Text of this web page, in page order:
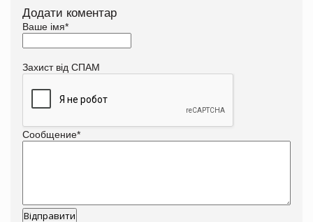
Додати коментар
Ваше імя*
Захист від СПАМ
Сообщение*